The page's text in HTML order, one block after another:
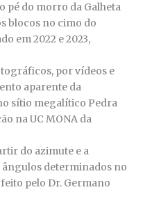
do morro da Galheta
blocos no cimo do
em 2022 e 2023,
por vídeos e
aparente da
sítio megalítico Pedra
na UC MONA da
do azimute e a
determinados no
pelo Dr. Germano